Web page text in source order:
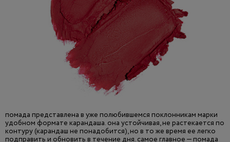
помада представлена в уже полюбившемся поклонникам марки
удобном формате карандаша. она устойчивая, не растекается по
контуру (карандаш не понадобится), но в то же время ее легко
подправить и обновить в течение дня. самое главное — помада